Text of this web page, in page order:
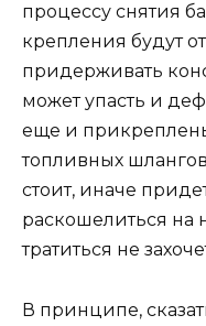
процессу снятия
крепления будут
придерживать
может упасть и
еще и
топливных
стоит, иначе
раскошелиться на
тратиться не
В принципе,